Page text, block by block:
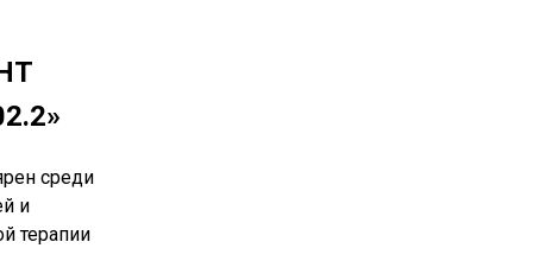
среди
и
терапии